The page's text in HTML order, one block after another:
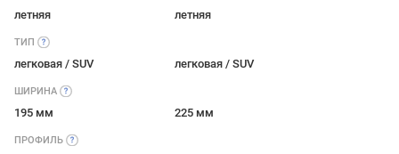
летняя летняя
ТИП
легковая / SUV легковая / SUV
ШИРИНА
195 мм 225 мм
ПРОФИЛЬ